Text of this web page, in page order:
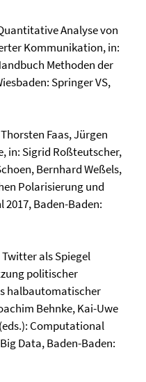
Analyse von
Kommunikation, in:
Methoden der
Springer VS,
Faas, Jürgen
in: Sigrid Roßteutscher,
Bernhard Weßels,
Polarisierung und
Baden-Baden:
als Spiegel
politischer
halbautomatischer
Behnke, Kai-Uwe
Computational
Data, Baden-Baden: